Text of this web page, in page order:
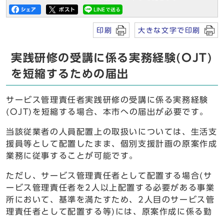
印刷 大きな文字で印刷
実践研修の受講に係る実務経験(OJT)
を短縮するための届出
サービス管理責任者実践研修の受講に係る実務経験
(OJT)を短縮する場合、本市への届出が必要です。
当該従業者の人員配置上の取扱いについては、生活支
援員等として配置したまま、個別支援計画の原案作成
業務に従事することが可能です。
ただし、サービス管理責任者として配置する場合(サ
ービス管理責任者を2人以上配置する必要がある事業
所において、基準を満たすため、2人目のサービス管
理責任者として配置する等)には、原案作成に係る勤